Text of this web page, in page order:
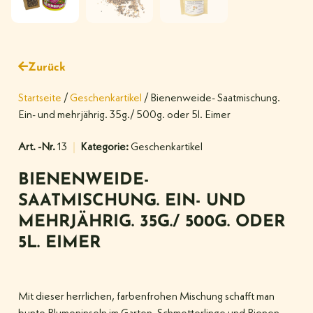
Zurück
Startseite /Geschenkartikel / Bienenweide- Saatmischung.
Ein- und mehrjährig. 35g./ 500g. oder 5l. Eimer
Art. -Nr.13 Kategorie:Geschenkartikel
BIENENWEIDE-
SAATMISCHUNG. EIN- UND
MEHRJÄHRIG. 35G./ 500G. ODER
5L. EIMER
Mit dieser herrlichen, farbenfrohen Mischung schafft man